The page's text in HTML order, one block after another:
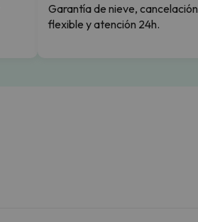
Garantía de nieve, cancelación
flexible y atención 24h.